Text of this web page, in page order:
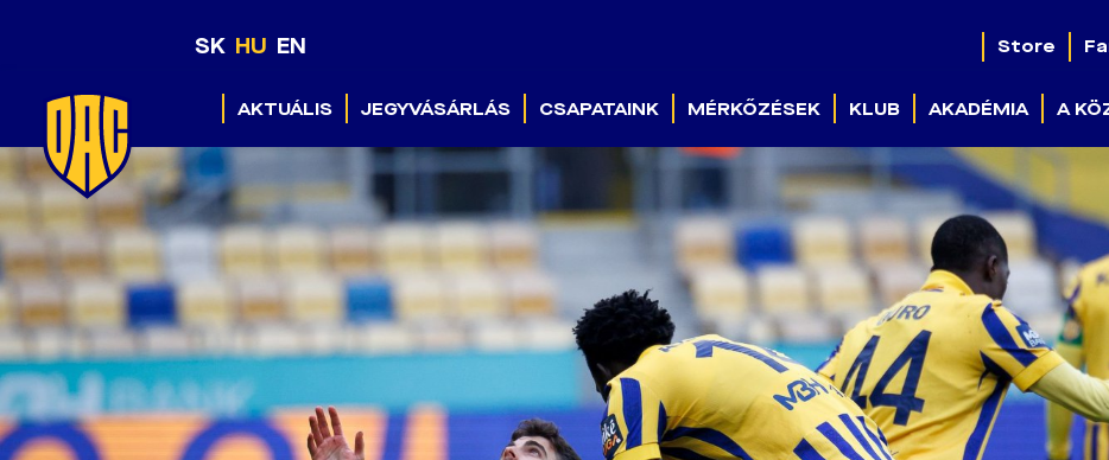
SK HU EN Store
AKTUÁLIS JEGYVÁSÁRLÁS CSAPATAINK MÉRKŐZÉSEK KLUB AKADÉMIA A